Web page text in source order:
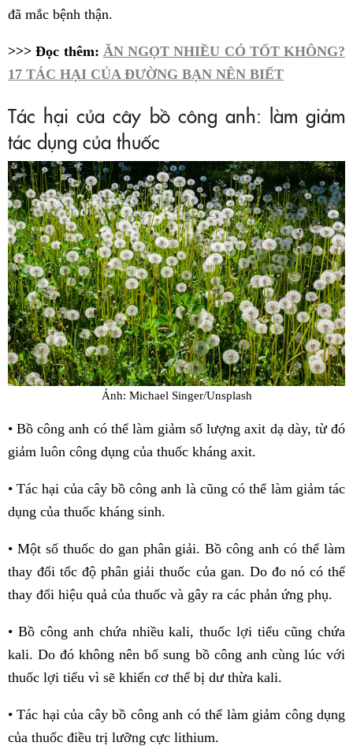
đã mắc bệnh thận.
>>> Đọc thêm: ĂN NGỌT NHIỀU CÓ TỐT KHÔNG?
17 TÁC HẠI CỦA ĐƯỜNG BẠN NÊN BIẾT
Tác hại của cây bồ công anh: làm giảm
tác dụng của thuốc
Ảnh: Michael Singer/Unsplash
• Bồ công anh có thể làm giảm số lượng axit dạ dày, từ đó
giảm luôn công dụng của thuốc kháng axit.
• Tác hại của cây bồ công anh là cũng có thể làm giảm tác
dụng của thuốc kháng sinh.
• Một số thuốc do gan phân giải. Bồ công anh có thể làm
thay đổi tốc độ phân giải thuốc của gan. Do đo nó có thể
thay đổi hiệu quả của thuốc và gây ra các phản ứng phụ.
• Bồ công anh chứa nhiều kali, thuốc lợi tiểu cũng chứa
kali. Do đó không nên bổ sung bồ công anh cùng lúc với
thuốc lợi tiểu vì sẽ khiến cơ thể bị dư thừa kali.
• Tác hại của cây bồ công anh có thể làm giảm công dụng
của thuốc điều trị lưỡng cực lithium.